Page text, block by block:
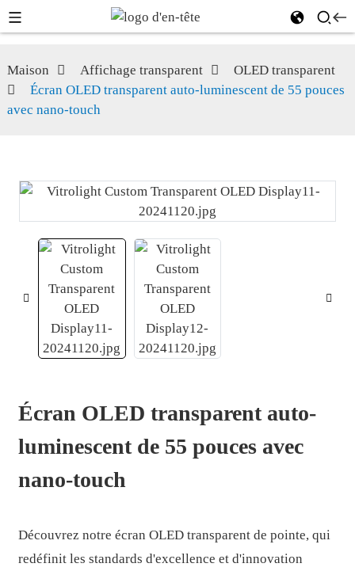
Maison Affichage transparent
OLED transparent
Écran OLED transparent auto-luminescent de 55 pouces
avec nano-touch
Écran OLED transparent auto-
luminescent de 55 pouces avec
nano-touch
Découvrez notre écran OLED transparent de pointe, qui
redéfinit les standards d'excellence et d'innovation